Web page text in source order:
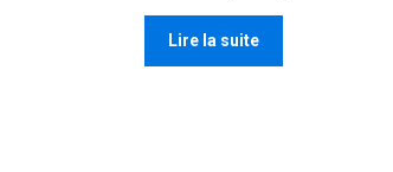
Lire la suite